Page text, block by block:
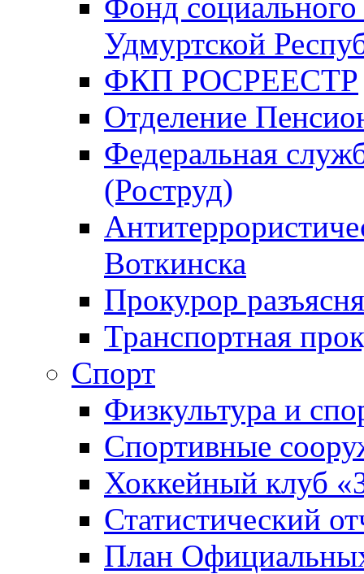
Удмуртской
ФКП РОСРЕЕСТР
Отделение
Федеральная
(Роструд)
Воткинска
Прокурор
Транспортная
Спорт
Физкультура и
Спортивные
Хоккейный клуб
Статистический
План